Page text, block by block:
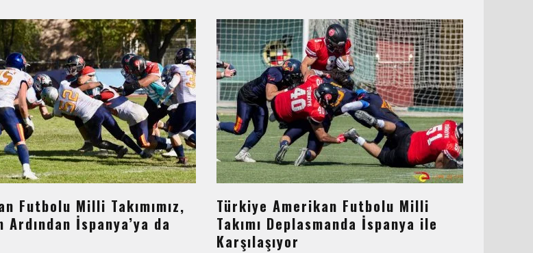
Futbolu Milli Takımımız,
Ardından İspanya’ya da
Türkiye Amerikan Futbolu Milli
Takımı Deplasmanda İspanya ile
Karşılaşıyor